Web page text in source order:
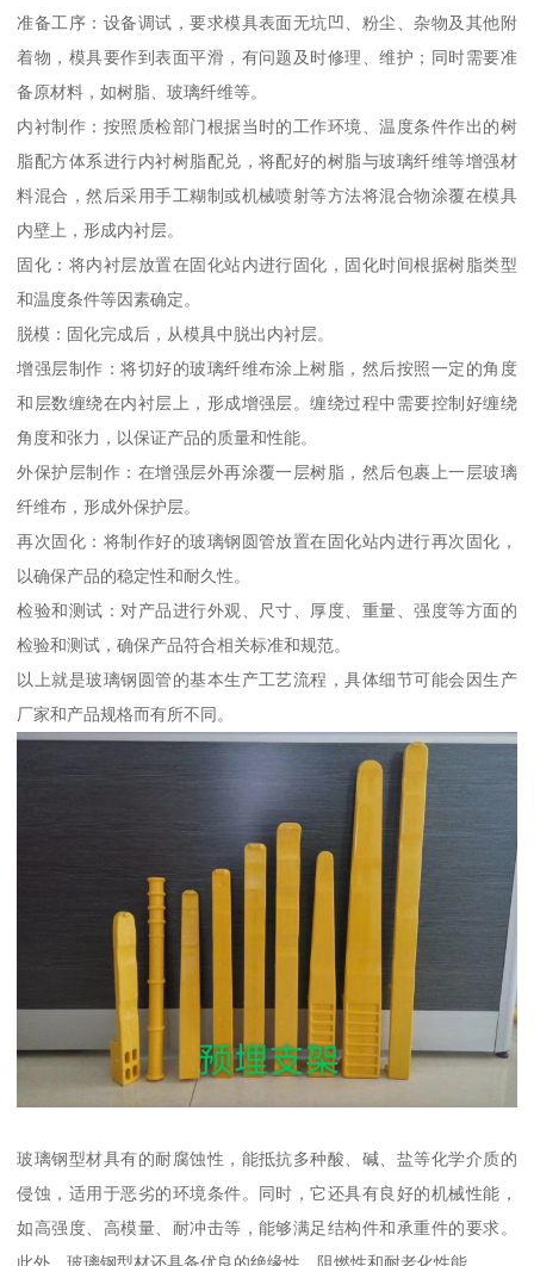
准备工序：设备调试，要求模具表面无坑凹、粉尘、杂物及其他附
着物，模具要作到表面平滑，有问题及时修理、维护；同时需要准
备原材料，如树脂、玻璃纤维等。
内衬制作：按照质检部门根据当时的工作环境、温度条件作出的树
脂配方体系进行内衬树脂配兑，将配好的树脂与玻璃纤维等增强材
料混合，然后采用手工糊制或机械喷射等方法将混合物涂覆在模具
内壁上，形成内衬层。
固化：将内衬层放置在固化站内进行固化，固化时间根据树脂类型
和温度条件等因素确定。
脱模：固化完成后，从模具中脱出内衬层。
增强层制作：将切好的玻璃纤维布涂上树脂，然后按照一定的角度
和层数缠绕在内衬层上，形成增强层。缠绕过程中需要控制好缠绕
角度和张力，以保证产品的质量和性能。
外保护层制作：在增强层外再涂覆一层树脂，然后包裹上一层玻璃
纤维布，形成外保护层。
再次固化：将制作好的玻璃钢圆管放置在固化站内进行再次固化，
以确保产品的稳定性和耐久性。
检验和测试：对产品进行外观、尺寸、厚度、重量、强度等方面的
检验和测试，确保产品符合相关标准和规范。
以上就是玻璃钢圆管的基本生产工艺流程，具体细节可能会因生产
厂家和产品规格而有所不同。
玻璃钢型材具有的耐腐蚀性，能抵抗多种酸、碱、盐等化学介质的
侵蚀，适用于恶劣的环境条件。同时，它还具有良好的机械性能，
如高强度、高模量、耐冲击等，能够满足结构件和承重件的要求。
此外，玻璃钢型材还具备优良的绝缘性、阻燃性和耐老化性能。